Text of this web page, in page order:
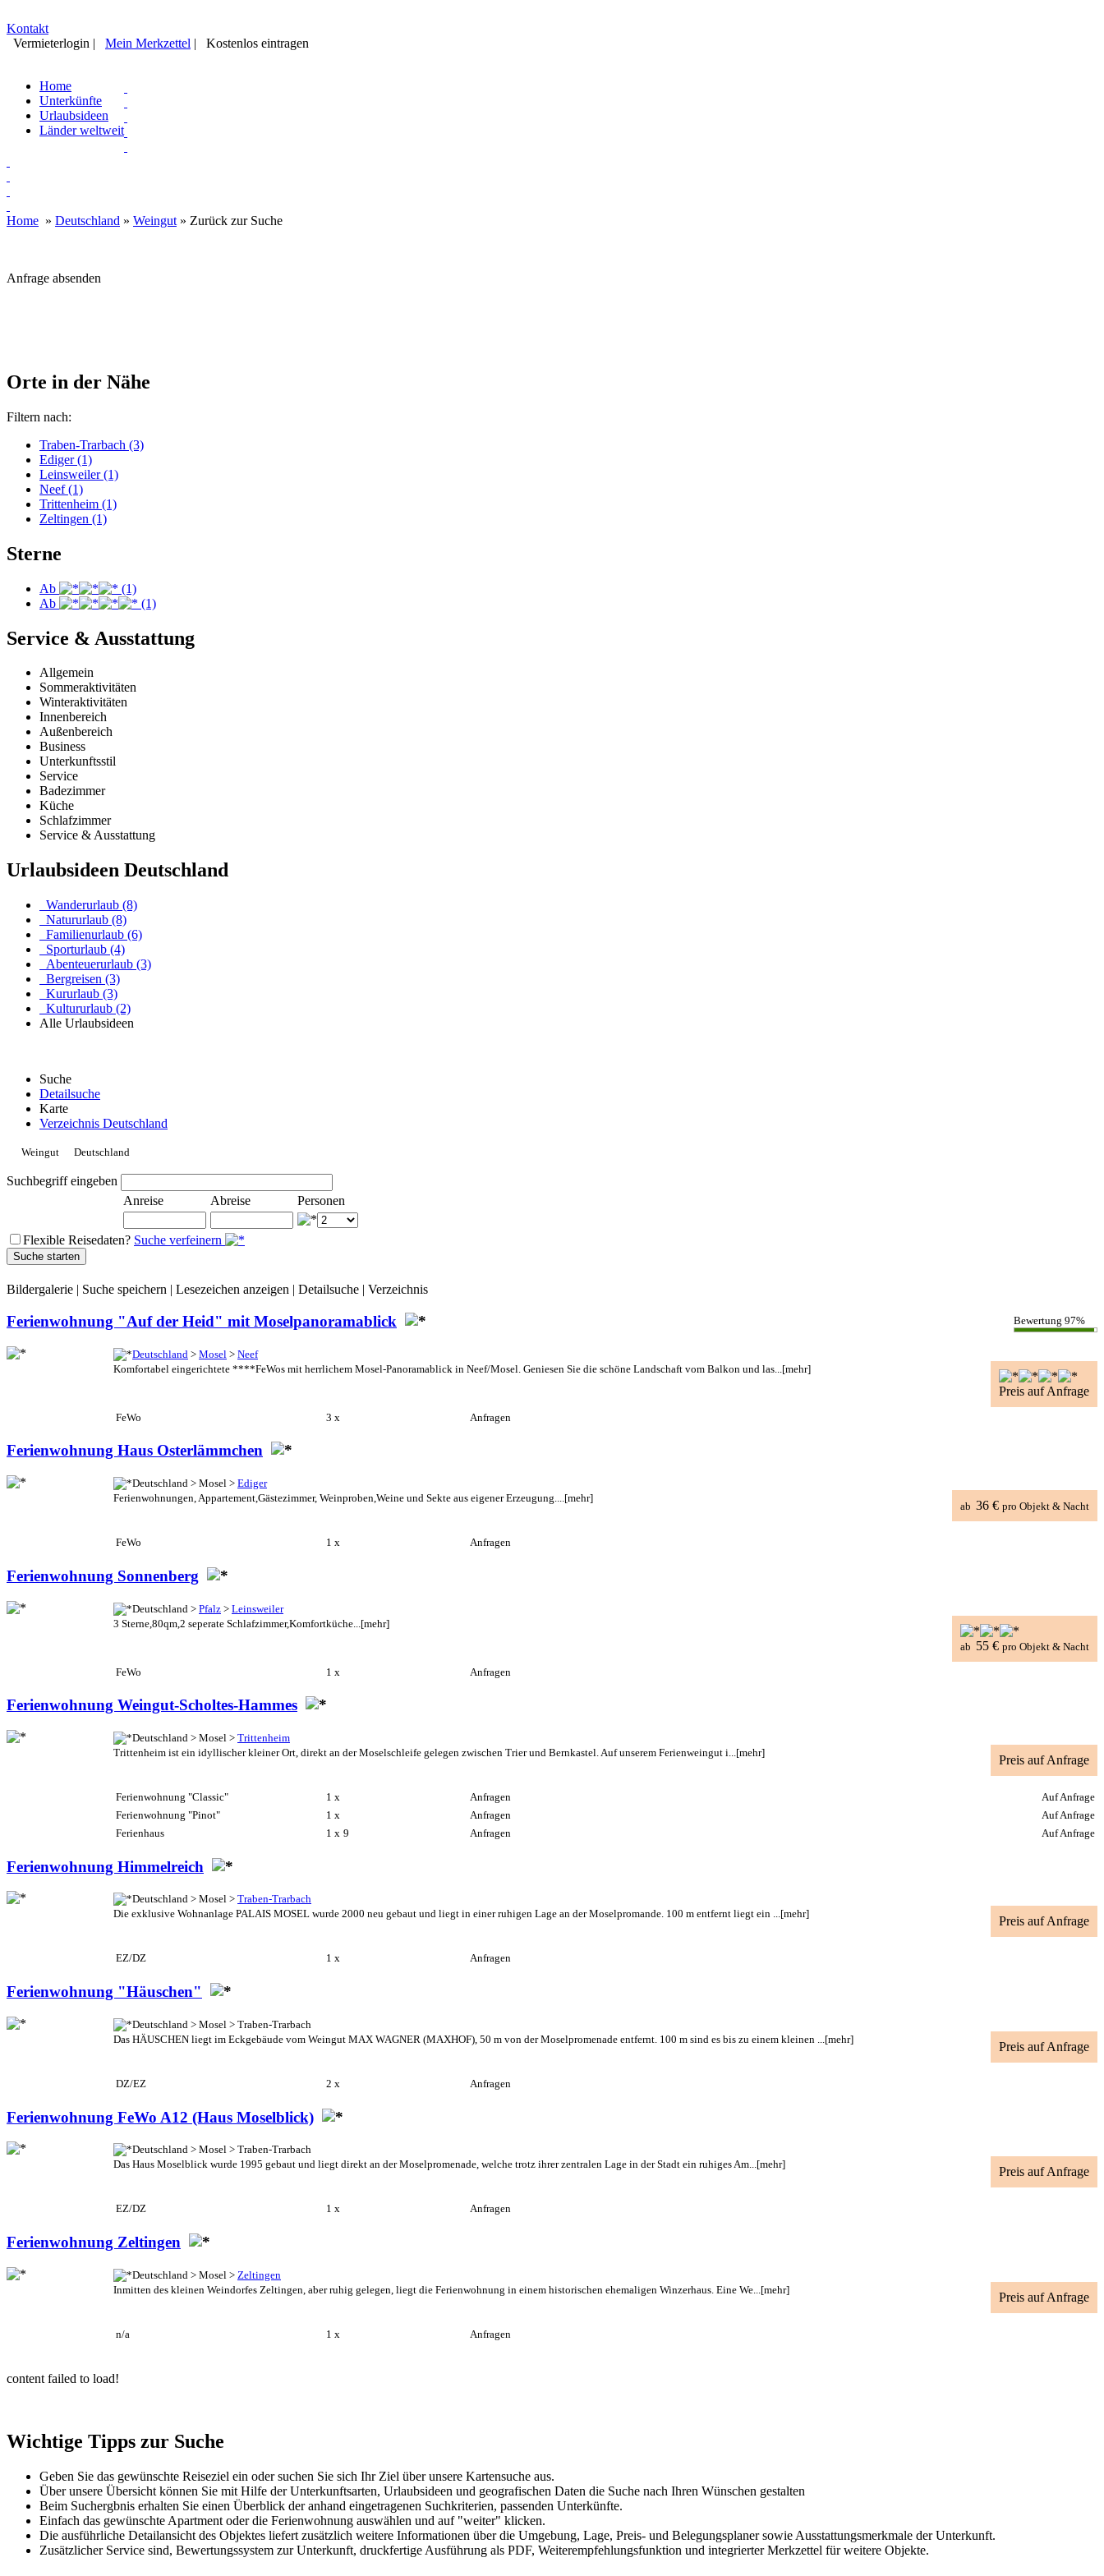
Kontakt
Vermieterlogin | Mein Merkzettel | Kostenlos eintragen
Home
Unterkünfte
Urlaubsideen
Länder weltweit
Home » Deutschland » Weingut » Zurück zur Suche
Anfrage absenden
Orte in der Nähe
Filtern nach:
Traben-Trarbach (3)
Ediger (1)
Leinsweiler (1)
Neef (1)
Trittenheim (1)
Zeltingen (1)
Sterne
Ab
(1)
Ab
(1)
Service & Ausstattung
Allgemein
Sommeraktivitäten
Winteraktivitäten
Innenbereich
Außenbereich
Business
Unterkunftsstil
Service
Badezimmer
Küche
Schlafzimmer
Service & Ausstattung
Urlaubsideen Deutschland
Wanderurlaub (8)
Natururlaub (8)
Familienurlaub (6)
Sporturlaub (4)
Abenteuerurlaub (3)
Bergreisen (3)
Kururlaub (3)
Kultururlaub (2)
Alle Urlaubsideen
Suche
Detailsuche
Karte
Verzeichnis Deutschland
Weingut Deutschland
Suchbegriff eingeben
Anreise
Abreise Personen
Flexible Reisedaten? Suche verfeinern
Bildergalerie | Suche speichern | Lesezeichen anzeigen | Detailsuche | Verzeichnis
Bewertung 97%
Ferienwohnung "Auf der Heid" mit Moselpanoramablick
Deutschland > Mosel > Neef
Preis auf Anfrage
Komfortabel eingerichtete ****FeWos mit herrlichem Mosel-Panoramablick in Neef/Mosel. Geniesen Sie die schöne Landschaft vom Balkon und las... [mehr]
FeWo 3 x Anfragen
Ferienwohnung Haus Osterlämmchen
Deutschland > Mosel > Ediger
ab 36 € pro Objekt & Nacht
Ferienwohnungen, Appartement,Gästezimmer, Weinproben,Weine und Sekte aus eigener Erzeugung....[mehr]
FeWo 1 x Anfragen
Ferienwohnung Sonnenberg
Deutschland > Pfalz > Leinsweiler
ab 55 € pro Objekt & Nacht
3 Sterne,80qm,2 seperate Schlafzimmer,Komfortküche... [mehr]
FeWo 1 x Anfragen
Ferienwohnung Weingut-Scholtes-Hammes
Deutschland > Mosel > Trittenheim
Preis auf Anfrage
Trittenheim ist ein idyllischer kleiner Ort, direkt an der Moselschleife gelegen zwischen Trier und Bernkastel. Auf unserem Ferienweingut i...[mehr]
Ferienwohnung "Classic" 1 x Anfragen
Auf Anfrage
Ferienwohnung "Pinot"
1 x Anfragen
Auf Anfrage
Ferienhaus
1 x 9 Anfragen Auf Anfrage
Ferienwohnung Himmelreich
Deutschland > Mosel > Traben-Trarbach
Preis auf Anfrage
Die exklusive Wohnanlage PALAIS MOSEL wurde 2000 neu gebaut und liegt in einer ruhigen Lage an der Moselpromande. 100 m entfernt liegt ein ...[mehr]
EZ/DZ 1 x Anfragen
Ferienwohnung "Häuschen"
Deutschland > Mosel > Traben-Trarbach
Preis auf Anfrage
Das HÄUSCHEN liegt im Eckgebäude vom Weingut MAX WAGNER (MAXHOF), 50 m von der Moselpromenade entfernt. 100 m sind es bis zu einem kleinen ... [mehr]
DZ/EZ 2 x Anfragen
Ferienwohnung FeWo A12 (Haus Moselblick)
Deutschland > Mosel > Traben-Trarbach
Preis auf Anfrage
Das Haus Moselblick wurde 1995 gebaut und liegt direkt an der Moselpromenade, welche trotz ihrer zentralen Lage in der Stadt ein ruhiges Am...[mehr]
EZ/DZ 1 x Anfragen
Ferienwohnung Zeltingen
Deutschland > Mosel > Zeltingen
Preis auf Anfrage
Inmitten des kleinen Weindorfes Zeltingen, aber ruhig gelegen, liegt die Ferienwohnung in einem historischen ehemaligen Winzerhaus. Eine We... [mehr]
n/a 1 x Anfragen
content failed to load!
Wichtige Tipps zur Suche
Geben Sie das gewünschte Reiseziel ein oder suchen Sie sich Ihr Ziel über unsere Kartensuche aus.
Über unsere Übersicht können Sie mit Hilfe der Unterkunftsarten, Urlaubsideen und geografischen Daten die Suche nach Ihren Wünschen gestalten
Beim Suchergbnis erhalten Sie einen Überblick der anhand eingetragenen Suchkriterien, passenden Unterkünfte.
Einfach das gewünschte Apartment oder die Ferienwohnung auswählen und auf "weiter" klicken.
Die ausführliche Detailansicht des Objektes liefert zusätzlich weitere Informationen über die Umgebung, Lage, Preis- und Belegungsplaner sowie Ausstattungsmerkmale der Unterkunft.
Zusätzlicher Service sind, Bewertungssystem zur Unterkunft, druckfertige Ausführung als PDF, Weiterempfehlungsfunktion und integrierter Merkzettel für weitere Objekte.